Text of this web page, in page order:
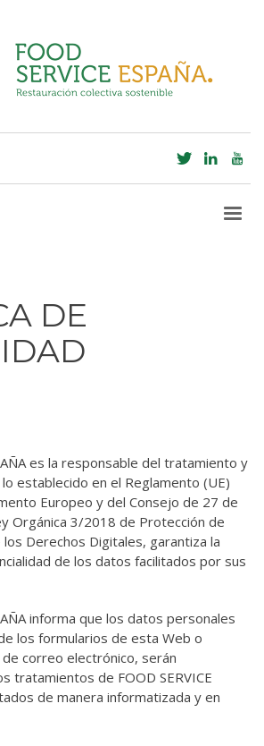
DE
es la responsable del tratamiento y
establecido en el Reglamento (UE)
Europeo y del Consejo de 27 de
Orgánica 3/2018 de Protección de
Derechos Digitales, garantiza la
de los datos facilitados por sus
informa que los datos personales
los formularios de esta Web o
correo electrónico, serán
tratamientos de FOOD SERVICE
de manera informatizada y en